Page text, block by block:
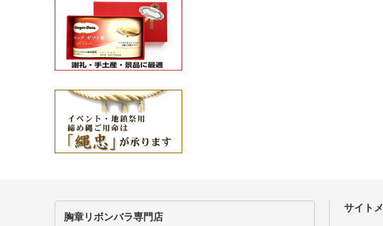
胸章リボンバラ専門店
サイト